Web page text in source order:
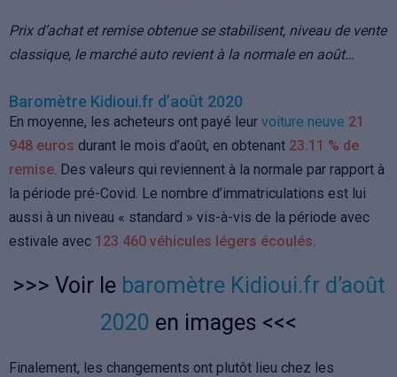
Prix d’achat et remise obtenue se stabilisent, niveau de vente
classique, le marché auto revient à la normale en août…
Baromètre Kidioui.fr d’août 2020
En moyenne, les acheteurs ont payé leur voiture neuve 21
948 euros durant le mois d’août, en obtenant 23.11 % de
remise. Des valeurs qui reviennent à la normale par rapport à
la période pré-Covid. Le nombre d’immatriculations est lui
aussi à un niveau « standard » vis-à-vis de la période avec
estivale avec 123 460 véhicules légers écoulés.
>>> Voir le baromètre Kidioui.fr d’août
2020 en images <<<
Finalement, les changements ont plutôt lieu chez les